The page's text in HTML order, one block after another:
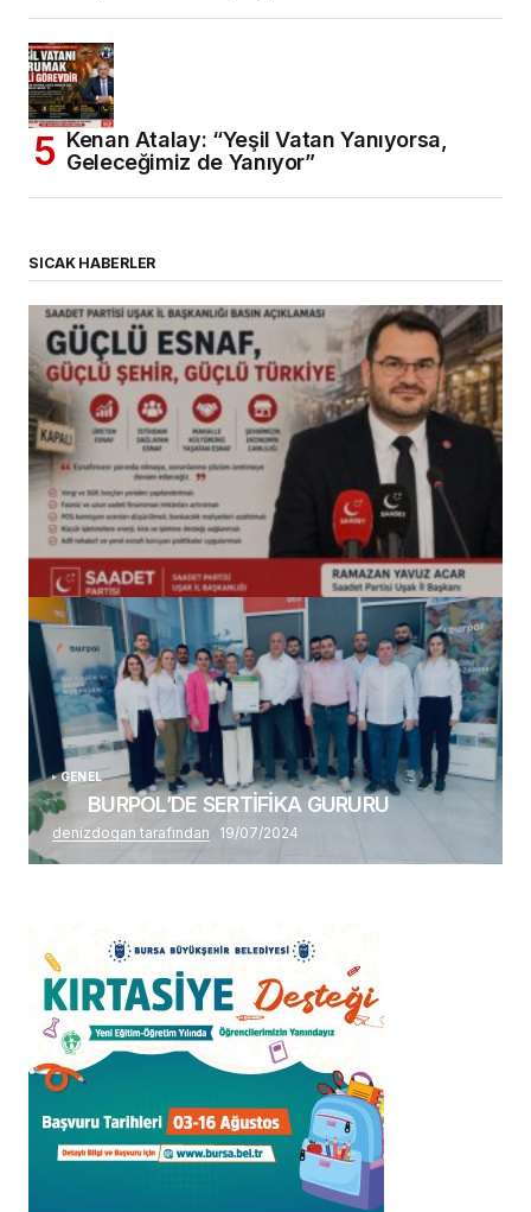
Kenan Atalay: “Yeşil Vatan Yanıyorsa,
Geleceğimiz de Yanıyor”
SICAK HABERLER
(başlıksız)
Alaattin Karahan tarafından 14/07/2026
GENEL
BURPOL’DE SERTİFİKA GURURU
denizdogan tarafından 19/07/2024